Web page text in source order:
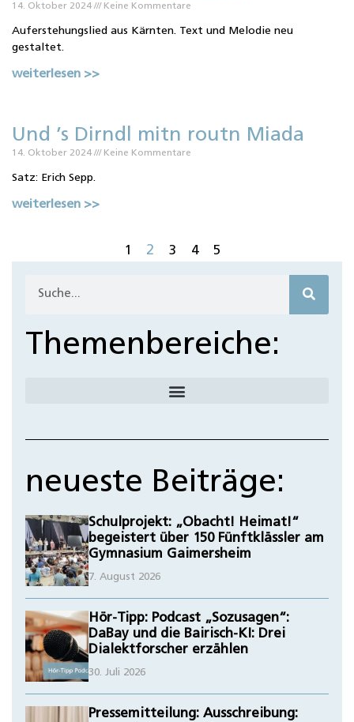
14. Oktober 2024 Keine Kommentare
Auferstehungslied aus Kärnten. Text und Melodie neu
gestaltet.
weiterlesen >>
Und ’s Dirndl mitn routn Miada
14. Oktober 2024 Keine Kommentare
Satz: Erich Sepp.
weiterlesen >>
1 2 3 4 5
Themenbereiche:
neueste Beiträge:
Schulprojekt: „Obacht! Heimat!“
begeistert über 150 Fünftklässler am
Gymnasium Gaimersheim
7. August 2026
Hör-Tipp: Podcast „Sozusagen“:
DaBay und die Bairisch-KI: Drei
Dialektforscher erzählen
30. Juli 2026
Pressemitteilung: Ausschreibung: